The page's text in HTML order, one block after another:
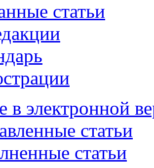
статьи
в электронной
статьи
статьи